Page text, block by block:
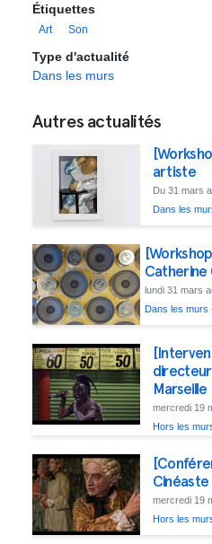
Étiquettes
Art Son
Type d'actualité
Dans les murs
Autres actualités
artiste
Du 31 mars
Dans les
Catherine
lundi 31 mars
Dans les murs
Marseille
mercredi 19
Hors les
Cinéaste
mercredi 19
Hors les